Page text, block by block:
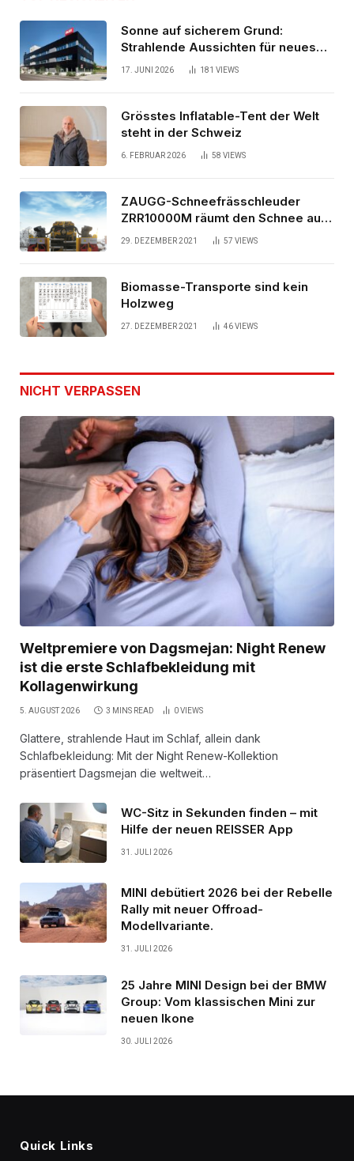
Sonne auf sicherem Grund:
Strahlende Aussichten für neues
Bürogebäude
17. JUNI 2026 181 VIEWS
Grösstes Inflatable-Tent der Welt
steht in der Schweiz
6. FEBRUAR 2026 58 VIEWS
ZAUGG-Schneefrässchleuder
ZRR10000M räumt den Schnee auf
schwedischen Gleisen
29. DEZEMBER 2021 57 VIEWS
Biomasse-Transporte sind kein
Holzweg
27. DEZEMBER 2021 46VIEWS
NICHT VERPASSEN
Weltpremiere von Dagsmejan: Night Renew
ist die erste Schlafbekleidung mit
Kollagenwirkung
5. AUGUST 2026 3 MINS READ 0VIEWS
Glattere, strahlende Haut im Schlaf, allein dank
Schlafbekleidung: Mit der Night Renew-Kollektion
präsentiert Dagsmejan die weltweit…
WC-Sitz in Sekunden finden – mit
Hilfe der neuen REISSER App
31. JULI 2026
MINI debütiert 2026 bei der Rebelle
Rally mit neuer Offroad-
Modellvariante.
31. JULI 2026
25 Jahre MINI Design bei der BMW
Group: Vom klassischen Mini zur
neuen Ikone
30. JULI 2026
Quick Links